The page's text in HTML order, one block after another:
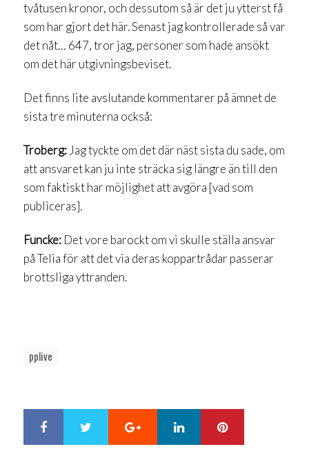
tvåtusen kronor, och dessutom så är det ju ytterst få
som har gjort det här. Senast jag kontrollerade så var
det nåt… 647, tror jag, personer som hade ansökt
om det här utgivningsbeviset.
Det finns lite avslutande kommentarer på ämnet de
sista tre minuterna också:
Troberg:Jag tyckte om det där näst sista du sade, om
att ansvaret kan ju inte sträcka sig längre än till den
som faktiskt har möjlighet att avgöra [vad som
publiceras].
Funcke: Det vore barockt om vi skulle ställa ansvar
på Telia för att det via deras koppartrådar passerar
brottsliga yttranden.
pplive
Google+ LinkedIn